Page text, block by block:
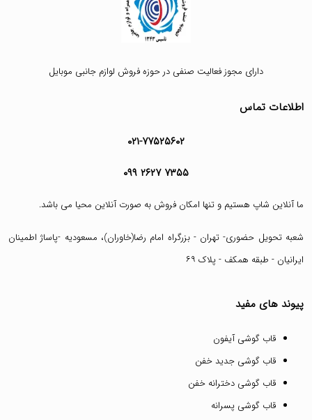
دارای مجوز فعالیت صنفی در حوزه فروش لوازم جانبی موبایل
اطلاعات تماس
۰۲۱-۷۷۵۲۵۶۰۲
۰۹۹ ۲۶۲۷ ۷۳۵۵
ما آنلاین شاپ هستیم و تنها امکان فروش به صورت آنلاین محیا می باشد.
شعبه تحویل حضوری- تهران - بزرگراه امام رضا(خاوران)، مسعودیه -پاساژ اطمینان
ایرانیان - طبقه همکف - پلاک ۶۹
پیوند های مفید
قاب گوشی آیفون
قاب گوشی جدید خفن
قاب گوشی دخترانه خفن
قاب گوشی پسرانه